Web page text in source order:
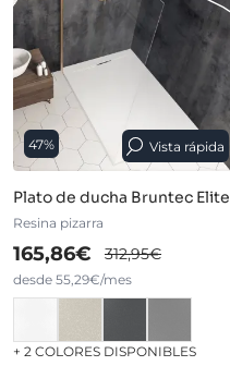
47% Vista rápida
Plato de ducha Bruntec Elite
Resina pizarra
165,86€ 312,95€
desde 55,29€/mes
+ 2 COLORES DISPONIBLES